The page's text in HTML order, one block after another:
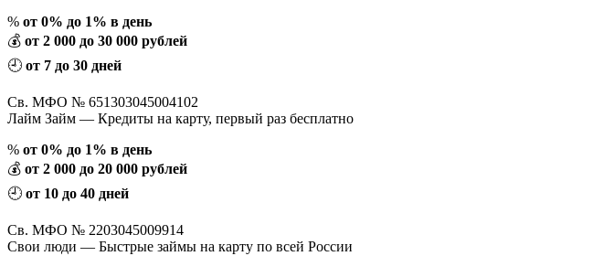
% от 0% до 1% в день
💰 от 2 000 до 30 000 рублей
🕘 от 7 до 30 дней
Св. МФО № 651303045004102
Лайм Займ — Кредиты на карту, первый раз бесплатно
% от 0% до 1% в день
💰 от 2 000 до 20 000 рублей
🕘 от 10 до 40 дней
Св. МФО № 2203045009914
Свои люди — Быстрые займы на карту по всей России